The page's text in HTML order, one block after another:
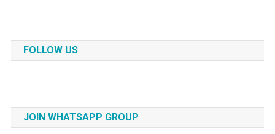
FOLLOW US
JOIN WHATSAPP GROUP